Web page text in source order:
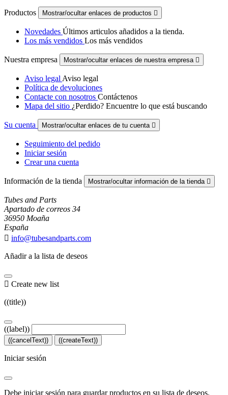
Productos Mostrar/ocultar enlaces de productos 
Novedades Últimos articulos añadidos a la tienda.
Los más vendidos Los más vendidos
Nuestra empresa Mostrar/ocultar enlaces de nuestra empresa 
Aviso legalAviso legal
Política de devoluciones
Contacte con nosotros Contáctenos
Mapa del sitio ¿Perdido? Encuentre lo que está buscando
Su cuenta Mostrar/ocultar enlaces de tu cuenta 
Seguimiento del pedido
Iniciar sesión
Crear una cuenta
Información de la tienda Mostrar/ocultar información de la tienda 
Tubes and Parts
Apartado de correos 34
36950 Moaña
España
 info@tubesandparts.com
Añadir a la lista de deseos
 Create new list
((title))
((label))
((cancelText)) ((createText))
Iniciar sesión
Debe iniciar sesión para guardar productos en su lista de deseos.